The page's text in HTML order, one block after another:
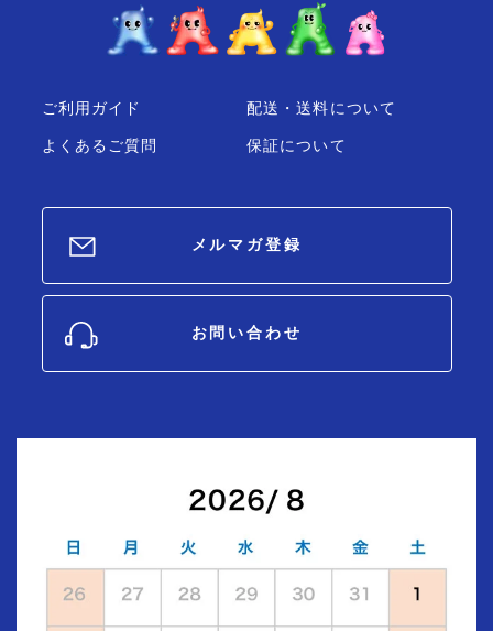
ご利用ガイド
よくあるご質問
配送・送料について
保証について
メルマガ登録
お問い合わせ